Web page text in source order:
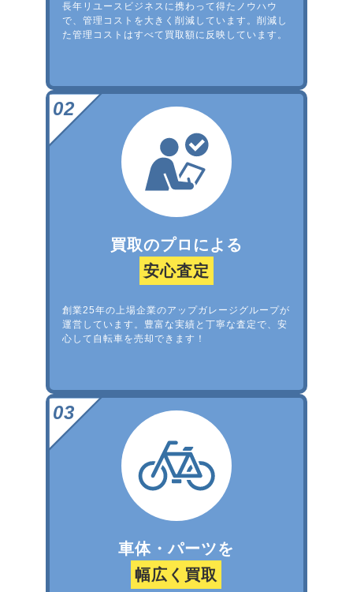
長年リユースビジネスに携わって得たノウハウ
で、管理コストを大きく削減しています。削減し
た管理コストはすべて買取額に反映しています。
買取のプロによる
安心査定
創業25年の上場企業のアップガレージグループが
運営しています。豊富な実績と丁寧な査定で、安
心して自転車を売却できます！
車体・パーツを
幅広く買取